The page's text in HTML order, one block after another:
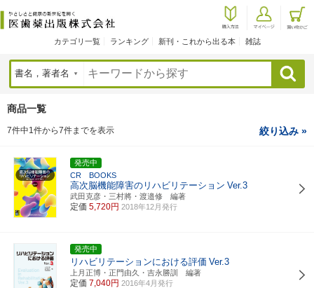
カテゴリ一覧 ランキング 新刊・これから出る本 雑誌
検索
商品一覧
7件中1件から7件までを表示 絞り込み »
発売中
CR BOOKS
高次脳機能障害のリハビリテーション Ver.3
武田克彦・三村將・渡邉修 編著
定価 5,720円 2018年12月発行
発売中
リハビリテーションにおける評価 Ver.3
上月正博・正門由久・吉永勝訓 編著
定価 7,040円 2016年4月発行